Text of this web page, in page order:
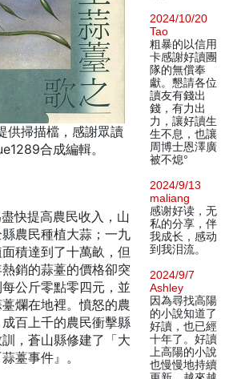
供掃描檔，感謝眾讀
合成編輯。
快提高農民收入，山
農民種植大蒜；一九
積達到了十萬畝，但
銷的蒜薹的價格卻突
公斤零點零四元，並
爛在地裡。憤怒的農
百上千的農民衝擊縣
，蒼山縣修建了「大
薹事件』。
2024/10/20
Tao
粗暴的以信用
卡感謝好讀團
隊的無償奉
獻。懇請各位
讀友有錢出
錢，有力出
力，讓好讀生
生不息，也讓
周博士恩澤廣
被不熄°
2024/9/13
maliang
感谢好读，无
私的分享，伴
我成长，感动
到我泪流。
2024/9/7
Ashley
因為尋找高陽
的小說知道了
好讀，也已經
十年了。好讀
上高陽的小說
也慢慢地持續